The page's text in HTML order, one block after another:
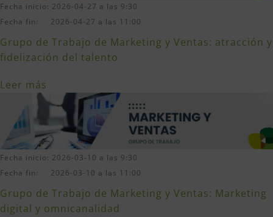
Fecha inicio: 2026-04-27 a las 9:30
Fecha fin: 2026-04-27 a las 11:00
Grupo de Trabajo de Marketing y Ventas: atracción y
fidelización del talento
Leer más
Fecha inicio: 2026-03-10 a las 9:30
Fecha fin: 2026-03-10 a las 11:00
Grupo de Trabajo de Marketing y Ventas: Marketing
digital y omnicanalidad